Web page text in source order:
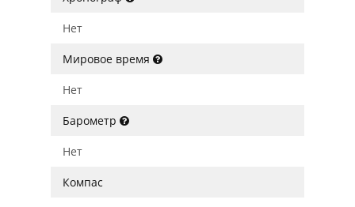
Нет
Мировое время
Нет
Барометр
Нет
Компас